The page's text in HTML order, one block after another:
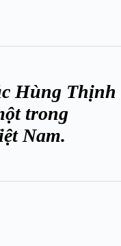
Hùng Thịnh
trong
Nam.